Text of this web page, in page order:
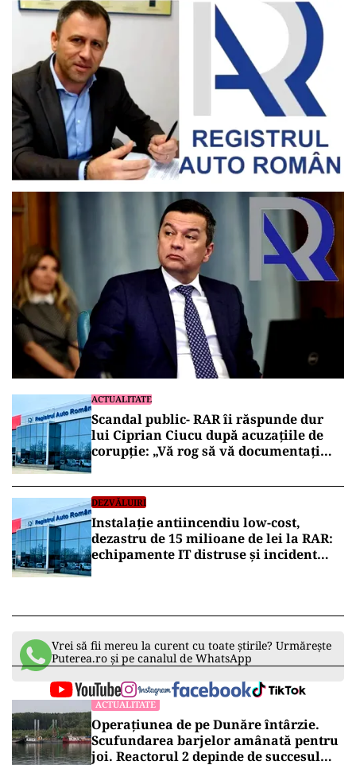
ACTUALITATE
Scandal public- RAR îi răspunde dur
lui Ciprian Ciucu după acuzațiile de
corupție: „Vă rog să vă documentați
DEZVĂLUIRI
Instalație antiincendiu low-cost,
dezastru de 15 milioane de lei la RAR:
echipamente IT distruse și incident
Vrei să fii mereu la curent cu toate știrile? Urmărește
Puterea.ro și pe canalul de WhatsApp
ACTUALITATE
Operațiunea de pe Dunăre întârzie.
Scufundarea barjelor amânată pentru
joi. Reactorul 2 depinde de succesul